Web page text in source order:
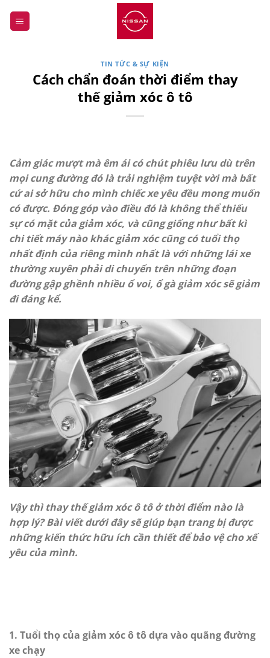
qua
TIN TỨC & SỰ KIỆN
Cách chẩn đoán thời điểm thay
thế giảm xóc ô tô
Cảm giác mượt mà êm ái có chút phiêu lưu dù trên
mọi cung đường đó là trải nghiệm tuyệt vời mà bất
cứ ai sở hữu cho mình chiếc xe yêu đều mong muốn
có được. Đóng góp vào điều đó là không thể thiếu
sự có mặt của giảm xóc, và cũng giống như bất kì
chi tiết máy nào khác giảm xóc cũng có tuổi thọ
nhất định của riêng mình nhất là với những lái xe
thường xuyên phải di chuyển trên những đoạn
đường gập ghềnh nhiều ổ voi, ổ gà giảm xóc sẽ giảm
đi đáng kể.
Vậy thì thay thế giảm xóc ô tô ở thời điểm nào là
hợp lý? Bài viết dưới đây sẽ giúp bạn trang bị được
những kiến thức hữu ích cần thiết để bảo vệ cho xế
yêu của mình.
1. Tuổi thọ của giảm xóc ô tô dựa vào quãng đường
xe chạy